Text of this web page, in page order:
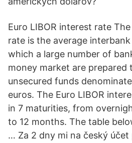
Euro LIBOR interest rate
rate is the average
which a large number of
money market are prepared
unsecured funds
euros. The Euro LIBOR
in 7 maturities, from
to 12 months. The table
… Za 2 dny mi na český účet